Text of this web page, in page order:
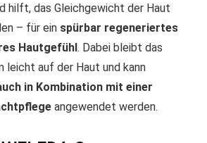
hilft, das Gleichgewicht der Haut
– für ein spürbar regeneriertes
Hautgefühl. Dabei bleibt das
leicht auf der Haut und kann
in Kombination mit einer
angewendet werden.